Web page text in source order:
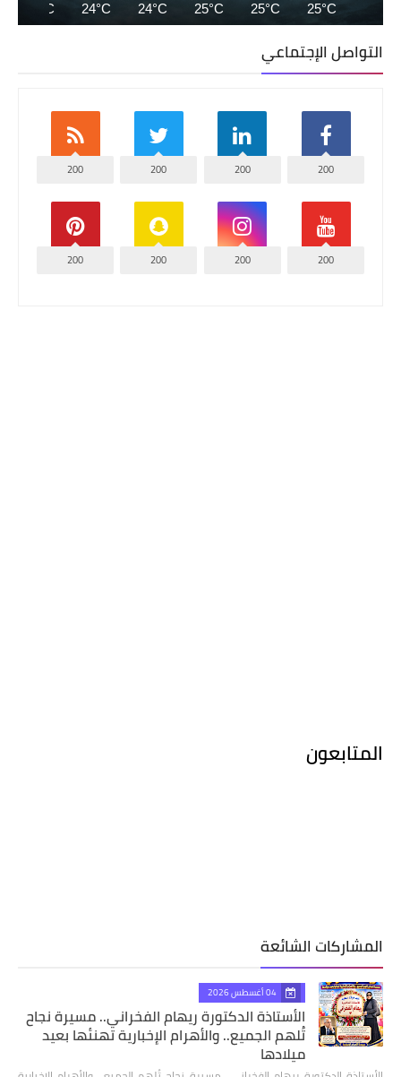
25°C
25°C
25°C
24°C
24°C
24°C
التواصل الإجتماعي
200
200
200
200
200
200
200
200
المتابعون
المشاركات الشائعة
04 أغسطس 2026
الأستاذة الدكتورة ريهام الفخراني.. مسيرة نجاح
تُلهم الجميع.. والأهرام الإخبارية تهنئها بعيد
ميلادها